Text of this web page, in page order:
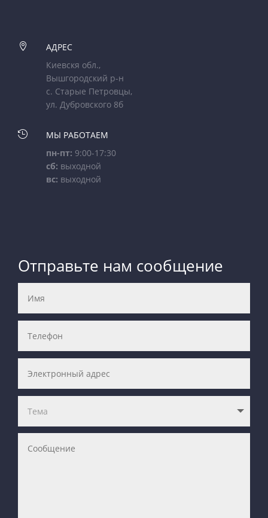

АДРЕС
Киевскя обл.,
Вышгородский р-н
с. Старые Петровцы,
ул. Дубровского 8б

МЫ РАБОТАЕМ
пн-пт: 9:00-17:30
сб: выходной
вс: выходной
Отправьте нам сообщение